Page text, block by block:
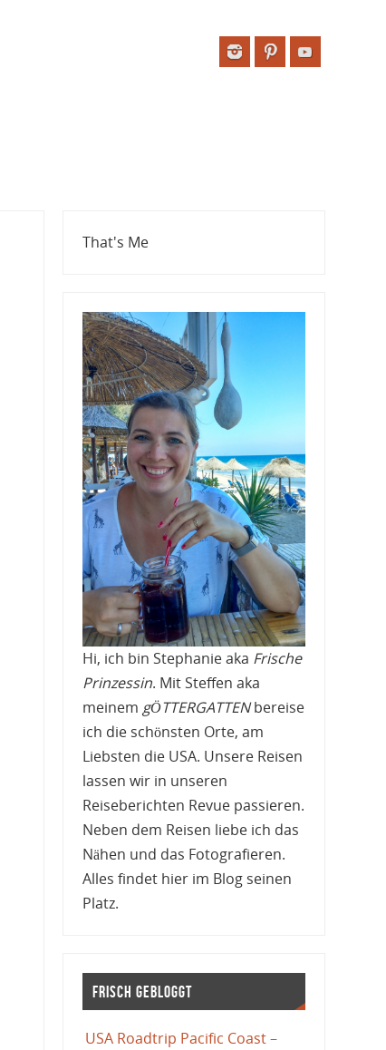
That's Me
Hi, ich bin Stephanie aka Frische
Prinzessin. Mit Steffen aka
meinem gÖTTERGATTENbereise
ich die schönsten Orte, am
Liebsten die USA. Unsere Reisen
lassen wir in unseren
Reiseberichten Revue passieren.
Neben dem Reisen liebe ich das
Nähen und das Fotografieren.
Alles findet hier im Blog seinen
Platz.
Frisch gebloggt
USA Roadtrip Pacific Coast –